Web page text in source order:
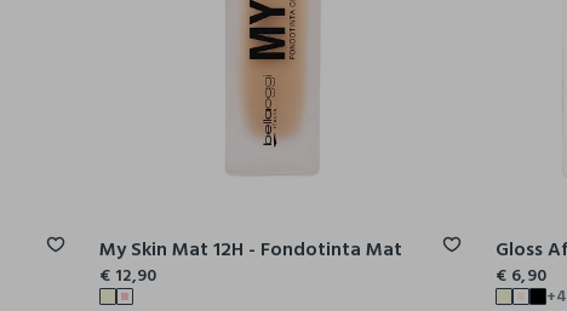
My Skin Mat 12H - Fondotinta Mat
€ 12,90 € 6,90
+4